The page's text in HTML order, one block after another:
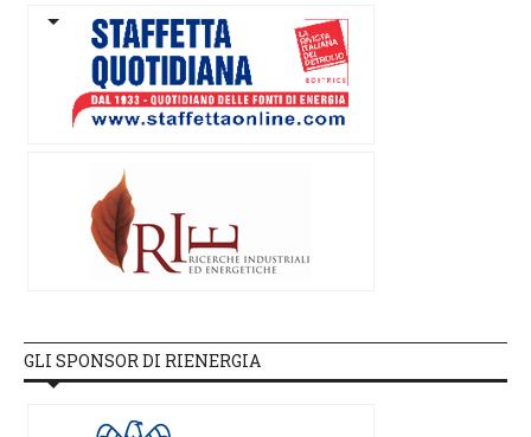
GLI SPONSOR DI RIENERGIA